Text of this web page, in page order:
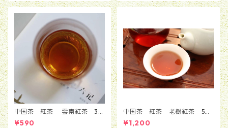
中国茶 紅茶 雲南紅茶 30
ｇ
¥590
中国茶 紅茶 老樹紅茶 50
g
¥1,200